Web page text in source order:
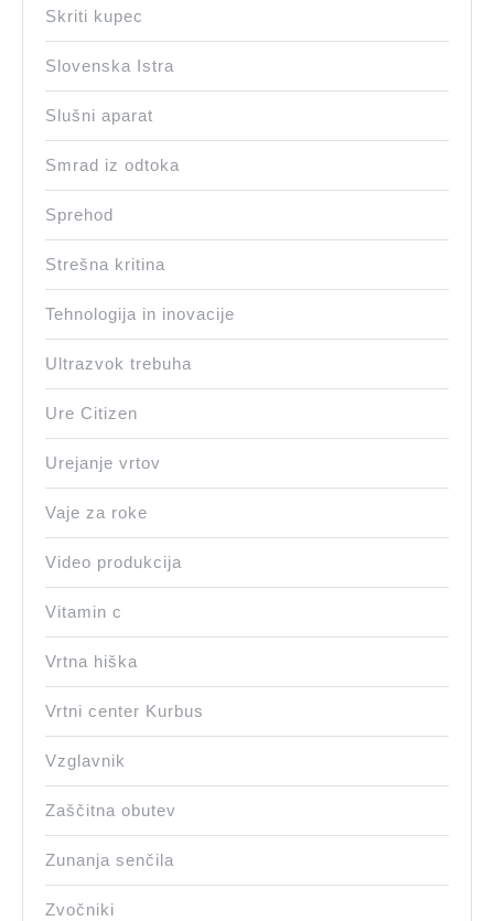
Skriti kupec
Slovenska Istra
Slušni aparat
Smrad iz odtoka
Sprehod
Strešna kritina
Tehnologija in inovacije
Ultrazvok trebuha
Ure Citizen
Urejanje vrtov
Vaje za roke
Video produkcija
Vitamin c
Vrtna hiška
Vrtni center Kurbus
Vzglavnik
Zaščitna obutev
Zunanja senčila
Zvočniki